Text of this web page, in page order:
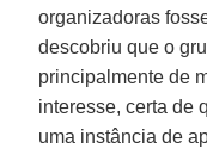
organizadoras
descobriu que o
principalmente de
interesse, certa de
uma instância de